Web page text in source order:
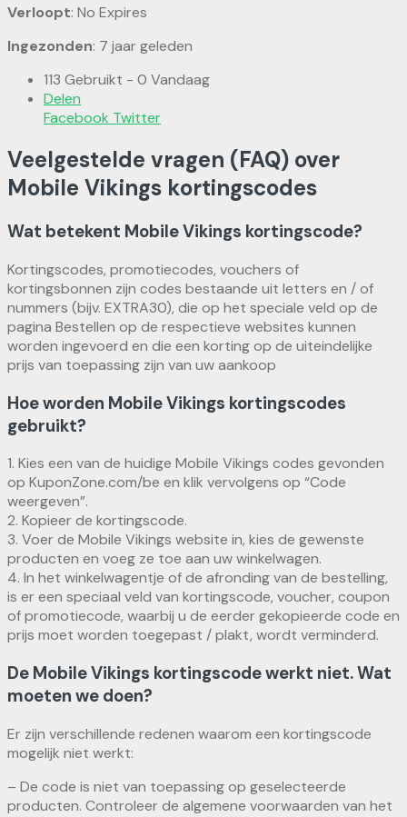
Verloopt: No Expires
Ingezonden: 7 jaar geleden
113 Gebruikt - 0 Vandaag
Delen
Facebook Twitter
Veelgestelde vragen (FAQ) over
Mobile Vikings kortingscodes
Wat betekent Mobile Vikings kortingscode?
Kortingscodes, promotiecodes, vouchers of
kortingsbonnen zijn codes bestaande uit letters en / of
nummers (bijv. EXTRA30), die op het speciale veld op de
pagina Bestellen op de respectieve websites kunnen
worden ingevoerd en die een korting op de uiteindelijke
prijs van toepassing zijn van uw aankoop
Hoe worden Mobile Vikings kortingscodes
gebruikt?
1. Kies een van de huidige Mobile Vikings codes gevonden
op KuponZone.com/be en klik vervolgens op “Code
weergeven”.
2. Kopieer de kortingscode.
3. Voer de Mobile Vikings website in, kies de gewenste
producten en voeg ze toe aan uw winkelwagen.
4. In het winkelwagentje of de afronding van de bestelling,
is er een speciaal veld van kortingscode, voucher, coupon
of promotiecode, waarbij u de eerder gekopieerde code en
prijs moet worden toegepast / plakt, wordt verminderd.
De Mobile Vikings kortingscode werkt niet. Wat
moeten we doen?
Er zijn verschillende redenen waarom een ​​kortingscode
mogelijk niet werkt:
– De code is niet van toepassing op geselecteerde
producten. Controleer de algemene voorwaarden van het